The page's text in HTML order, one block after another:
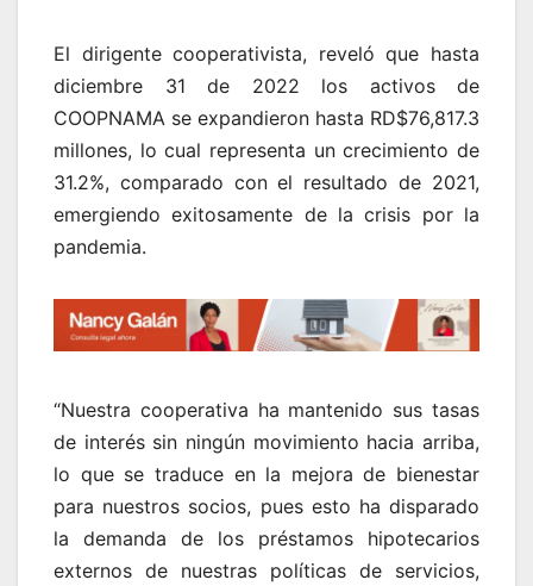
El dirigente cooperativista, reveló que hasta
diciembre 31 de 2022 los activos de
COOPNAMA se expandieron hasta RD$76,817.3
millones, lo cual representa un crecimiento de
31.2%, comparado con el resultado de 2021,
emergiendo exitosamente de la crisis por la
pandemia.
“Nuestra cooperativa ha mantenido sus tasas
de interés sin ningún movimiento hacia arriba,
lo que se traduce en la mejora de bienestar
para nuestros socios, pues esto ha disparado
la demanda de los préstamos hipotecarios
externos de nuestras políticas de servicios,